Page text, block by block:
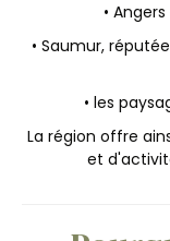
•
• Saumur,
• les
La région offre
et